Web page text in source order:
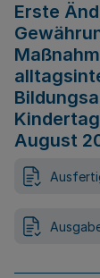
Erste
August